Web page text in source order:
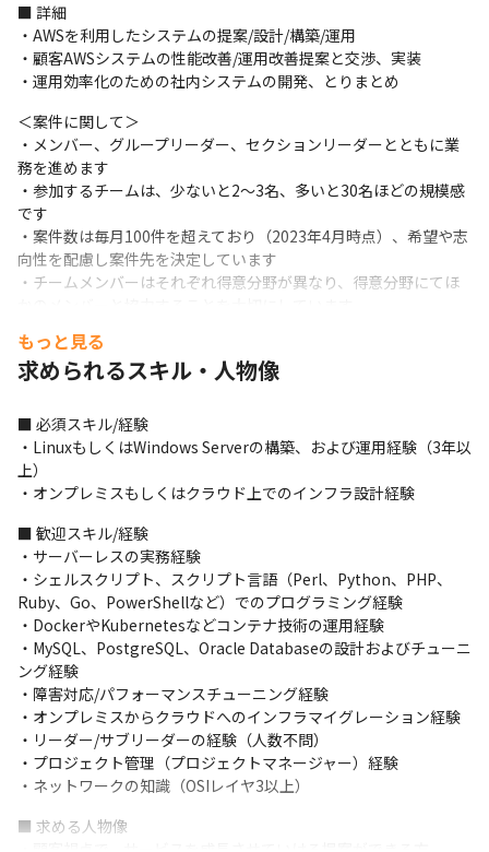
■ 詳細
・AWSを利用したシステムの提案/設計/構築/運用
・顧客AWSシステムの性能改善/運用改善提案と交渉、実装
・運用効率化のための社内システムの開発、とりまとめ
＜案件に関して＞
・メンバー、グループリーダー、セクションリーダーとともに業
務を進めます
・参加するチームは、少ないと2～3名、多いと30名ほどの規模感
です
・案件数は毎月100件を超えており（2023年4月時点）、希望や志
向性を配慮し案件先を決定しています
・チームメンバーはそれぞれ得意分野が異なり、得意分野にてほ
＜入社後の流れに関して＞
・入社後は1つのプロジェクトに参加し、業務への理解を深めます
（大きな案件の場合は専任になる場合があります）
■ この仕事の面白み、魅力
・市場のニーズを先取りし、顧客のメリットや目的を自分の頭で
考えて、企画から開発まで携わることができます
・顧客の課題を把握した上で、新しい技術の導入/習得経験を得ら
れます
・最新のAWSサービスとInfrastructure as Codeを積極的に導入し
ており、先端技術を習得できます
・多様な案件があり、自身の強みを活かしたフィールドで活躍で
きます
・作業自動化による運用の負荷軽減に注力しており、生産性高く
業務に取り組める環境です
・社内でチームをまたぎ、技術についての質問やディスカッショ
ンができる環境です
・顧客と直接をやり取りを行い、成果の喜びを共有できるやりが
いがあります
・国内トップのAWSベンダー（※）で、最新のAWSサービスを駆
使した開発を行うことができます
もっと見る
求められるスキル・人物像
■ 必須スキル/経験
・LinuxもしくはWindows Serverの構築、および運用経験（3年以
上）
・オンプレミスもしくはクラウド上でのインフラ設計経験
■ 歓迎スキル/経験
・サーバーレスの実務経験
・シェルスクリプト、スクリプト言語（Perl、Python、PHP、
Ruby、Go、PowerShellなど）でのプログラミング経験
・DockerやKubernetesなどコンテナ技術の運用経験
・MySQL、PostgreSQL、Oracle Databaseの設計およびチューニ
ング経験
・障害対応/パフォーマンスチューニング経験
・オンプレミスからクラウドへのインフラマイグレーション経験
・リーダー/サブリーダーの経験（人数不問）
・プロジェクト管理（プロジェクトマネージャー）経験
・ネットワークの知識（OSIレイヤ3以上）
■ 求める人物像